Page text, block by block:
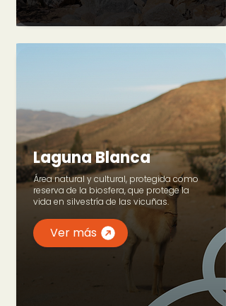
Laguna Blanca
Área natural y cultural, protegida como
reserva de la biosfera, que protege la
vida en silvestría de las vicuñas.
Ver más